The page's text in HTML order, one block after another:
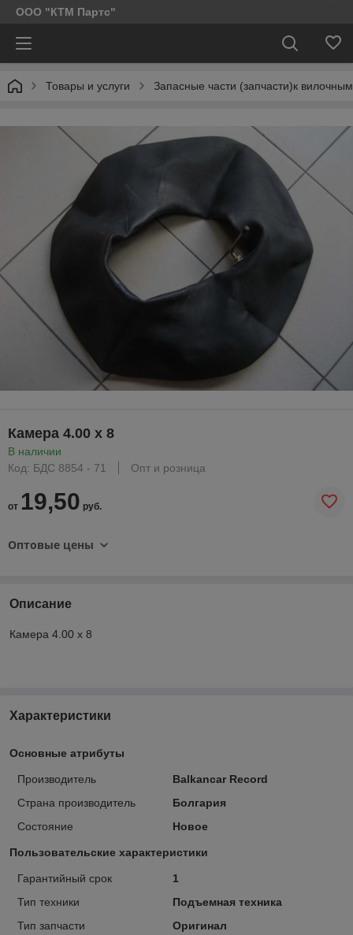
ООО "КТМ Партс"
Товары и услуги Запасные части (запчасти)к
Камера 4.00 х 8
В наличии
Код: БДС 8854 - 71
Опт и розница
от 19,50 руб.
Оптовые цены
Описание
Камера 4.00 х 8
Характеристики
Основные атрибуты
Производитель
Balkancar Record
Страна производитель
Болгария
Состояние
Новое
Пользовательские характеристики
Гарантийный срок
1
Тип техники
Подъемная техника
Тип запчасти
Оригинал